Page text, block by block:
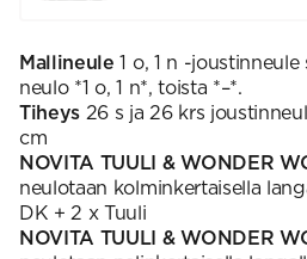
Mallineule 1 o, 1 n -
neulo *1 o, 1 n*, toista *–*.
Tiheys 26 s ja 26 krs
cm
NOVITA TUULI & WONDER
neulotaan kolminkertaisella
DK + 2 x Tuuli
NOVITA TUULI & WONDER